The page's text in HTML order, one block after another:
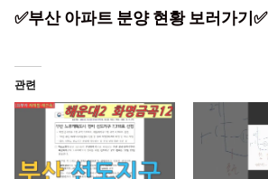
✅부산 아파트 분양 현황 보러가기✅
관련